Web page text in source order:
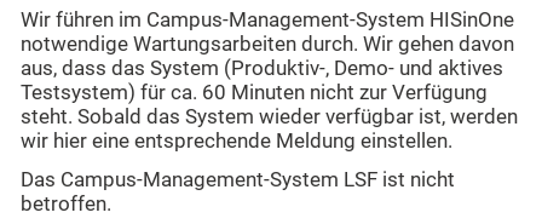
Wir führen im Campus-Management-System HISinOne
notwendige Wartungsarbeiten durch. Wir gehen davon
aus, dass das System (Produktiv-, Demo- und aktives
Testsystem) für ca. 60 Minuten nicht zur Verfügung
steht. Sobald das System wieder verfügbar ist, werden
wir hier eine entsprechende Meldung einstellen.
Das Campus-Management-System LSF ist nicht
betroffen.